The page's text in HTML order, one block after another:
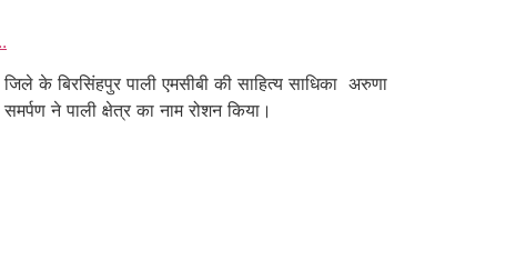
के बिरसिंहपुर पाली एमसीबी की साहित्य साधिका अरुणा
ने पाली क्षेत्र का नाम रोशन किया।